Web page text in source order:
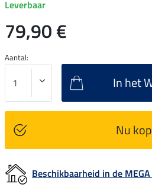
Leverbaar
79,90 €
Aantal:
In het
Nu
Beschikbaarheid in de MEGA